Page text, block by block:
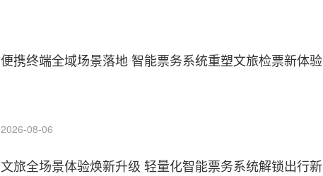
便携终端全域场景落地 智能票务系统重塑文旅检票新体验
2026-08-06
文旅全场景体验焕新升级 轻量化智能票务系统解锁出行新